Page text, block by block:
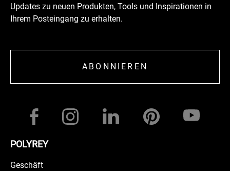
Updates zu neuen Produkten, Tools und Inspirationen in
Ihrem Posteingang zu erhalten.
ABONNIEREN
POLYREY
Geschäft